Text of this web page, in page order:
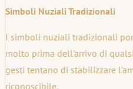
Simboli Nuziali Tradizionali
I simboli nuziali tradizionali
molto prima dell'arrivo di
gesti tentano di stabilizzare
riconoscibile.